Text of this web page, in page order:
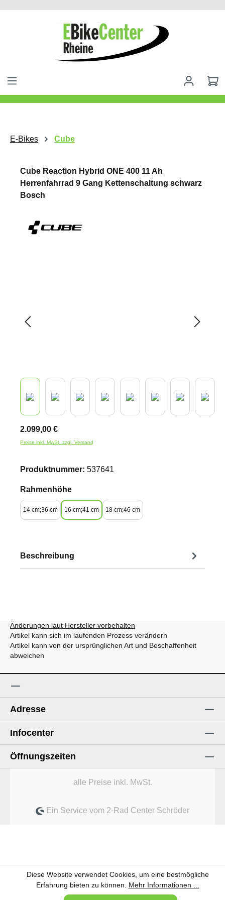
springen
E-Bikes Cube
Cube Reaction Hybrid ONE 400 11 Ah
Herrenfahrrad 9 Gang Kettenschaltung schwarz
Bosch
2.099,00 €
Preise inkl. MwSt. zzgl. Versand
Produktnummer: 537641
Rahmenhöheauswählen
14 cm;36 cm 16 cm;41 cm 18 cm;46 cm
Beschreibung
Änderungen laut Hersteller vorbehalten
Artikel kann sich im laufenden Prozess verändern
Artikel kann von der ursprünglichen Art und Beschaffenheit
abweichen
Adresse
Infocenter
Öffnungszeiten
alle Preise inkl. MwSt.
Ein Service vom 2-Rad Center Schröder
Diese Website verwendet Cookies, um eine bestmögliche
Erfahrung bieten zu können. Mehr Informationen ...